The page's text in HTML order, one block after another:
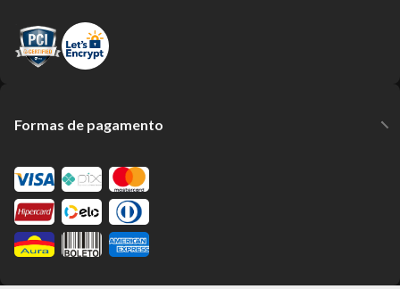
Formas de pagamento